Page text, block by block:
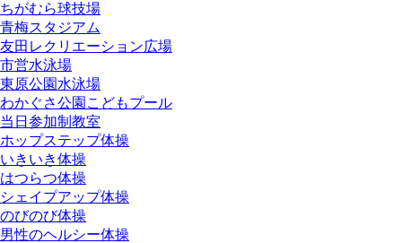
ちがむら球技場
青梅スタジアム
友田レクリエーション広場
市営水泳場
東原公園水泳場
わかぐさ公園こどもプール
当日参加制教室
ホップステップ体操
いきいき体操
はつらつ体操
シェイプアップ体操
のびのび体操
男性のヘルシー体操